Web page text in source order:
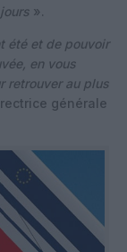
».
été et de pouvoir
en vous
retrouver au plus
générale